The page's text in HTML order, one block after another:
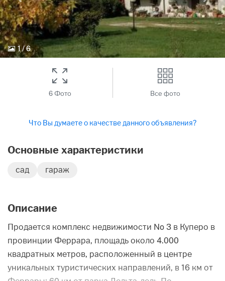
1/6
6 Фото Все фото
Что Вы думаете о качестве данного объявления?
Основные характеристики
сад гараж
Описание
Продается комплекс недвижимости No 3 в Куперо в
провинции Феррара, площадь около 4.000
квадратных метров, расположенный в центре
уникальных туристических направлений, в 16 км от